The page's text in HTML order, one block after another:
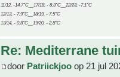
11/12, -14.7°C__17/18, - 8.3°C__22/23, -7.1°C
12/13, - 7.9°C__18/19, - 7.5°C
13/14, - 0.8°C__19/20, - 2.8°C
Re: Mediterrane
door Patriickjoo op 21 jul